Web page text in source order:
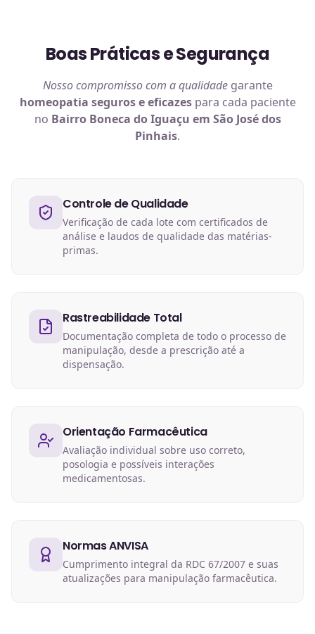
Boas Práticas e Segurança
Nosso compromisso com a qualidadegarante
homeopatia seguros e eficazespara cada paciente
no Bairro Boneca do Iguaçu em São José dos
Pinhais.
Controle de Qualidade
Verificação de cada lote com certificados de
análise e laudos de qualidade das matérias-
primas.
Rastreabilidade Total
Documentação completa de todo o processo de
manipulação, desde a prescrição até a
dispensação.
Orientação Farmacêutica
Avaliação individual sobre uso correto,
posologia e possíveis interações
medicamentosas.
Normas ANVISA
Cumprimento integral da RDC 67/2007 e suas
atualizações para manipulação farmacêutica.